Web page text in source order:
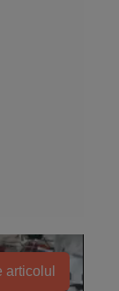
articolul